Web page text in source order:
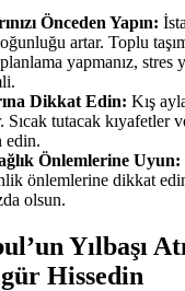
Önceden Yapın:
artar. Toplu
yapmanız, stres
Dikkat Edin: Kış
Sıcak tutacak kıyafetler
edin.
Önlemlerine Uyun:
önlemlerine dikkat
olsun.
Yılbaşı
Hissedin